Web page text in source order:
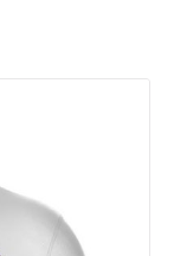
deine Nähe zu
bringen
Download